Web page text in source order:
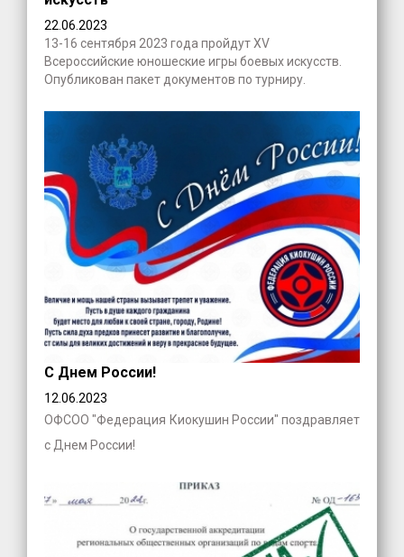
22.06.2023
13-16 сентября 2023 года пройдут XV
Всероссийские юношеские игры боевых искусств.
Опубликован пакет документов по турниру.
С Днем России!
12.06.2023
ОФСОО "Федерация Киокушин России" поздравляет
с Днем России!